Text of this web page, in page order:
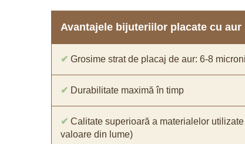
Avantajele bijuteriilor placate cu aur
✔ Grosime strat de placaj de aur: 6-8 microni
✔ Durabilitate maximă în timp
✔ Calitate superioară a materialelor
valoare din lume)